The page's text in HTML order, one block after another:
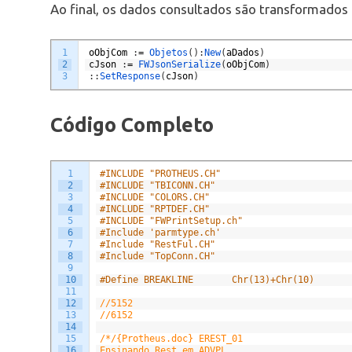
Ao final, os dados consultados são
1
2
3
oObjCom := Objetos ( ) :New(aDados )
cJson
:= FWJsonSerialize(oObjCom)
: :SetResponse( cJson)
Código Completo
1
2
3
4
5
6
7
8
9
10
11
12
13
14
15
#INCLUDE "PROTHEUS.CH"
#INCLUDE "TBICONN.CH"
#INCLUDE "COLORS.CH"
#INCLUDE "RPTDEF.CH"
#INCLUDE "FWPrintSetup.ch"
#Include 'parmtype.ch'
#Include "RestFul.CH"
#Include "TopConn.CH"
#Define BREAKLINE		Chr(13)+Chr(10)
//5152
//6152
/*/{Protheus.doc} EREST_01